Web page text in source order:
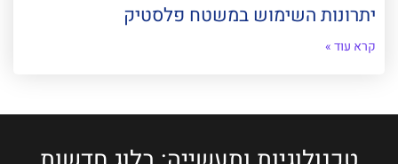
יתרונות השימוש במשטח פלסטיק
קרא עוד »